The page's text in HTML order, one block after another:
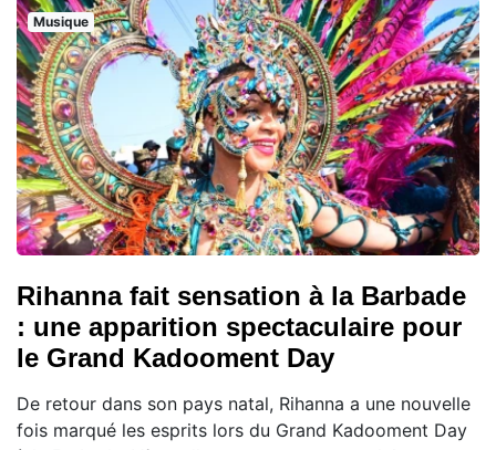
Musique
Rihanna fait sensation à la Barbade
: une apparition spectaculaire pour
le Grand Kadooment Day
De retour dans son pays natal, Rihanna a une nouvelle
fois marqué les esprits lors du Grand Kadooment Day